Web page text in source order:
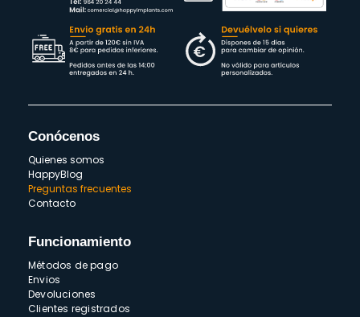
Conócenos
Quienes somos
HappyBlog
Preguntas frecuentes
Contacto
Funcionamiento
Métodos de pago
Envios
Devoluciones
Clientes registrados